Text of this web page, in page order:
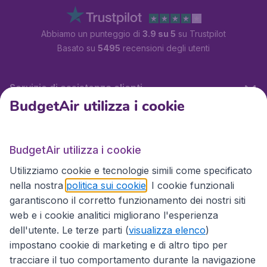
Abbiamo un punteggio di 3.9 su 5 su Trustpilot
Basato su 5495 recensioni degli utenti
Servizio di assistenza clienti
Siti internazionali
BudgetAir utilizza i cookie
BudgetAir utilizza i cookie
Utilizziamo cookie e tecnologie simili come specificato
nella nostra politica sui cookie . I cookie funzionali
garantiscono il corretto funzionamento dei nostri siti
web e i cookie analitici migliorano l'esperienza
dell'utente. Le terze parti (visualizza elenco)
impostano cookie di marketing e di altro tipo per
tracciare il tuo comportamento durante la navigazione